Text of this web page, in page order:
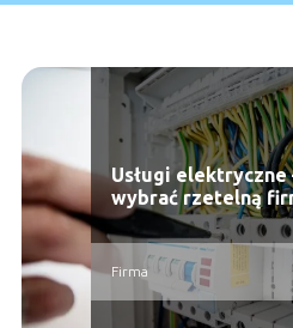
Usługi elektryczne
wybrać rzetelną
Firma